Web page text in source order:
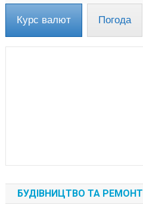
Курс валют Погода
БУДІВНИЦТВО ТА РЕМОНТ